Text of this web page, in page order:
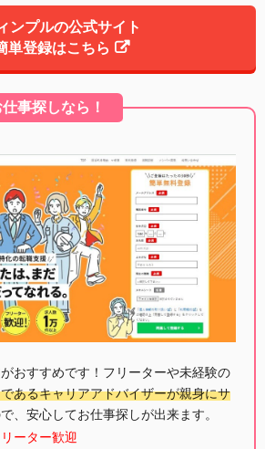
ンプルの公式サイト
単登録はこちら
事探しなら！
おすすめです！フリーターや未経験の
あるキャリアアドバイザーが親身にサ
、安心してお仕事探しが出来ます。
ーター歓迎